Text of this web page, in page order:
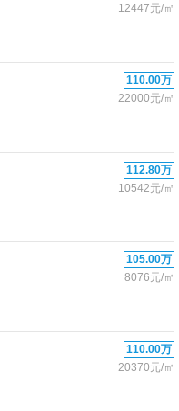
12447元/㎡
110.00万
22000元/㎡
112.80万
10542元/㎡
105.00万
8076元/㎡
110.00万
20370元/㎡